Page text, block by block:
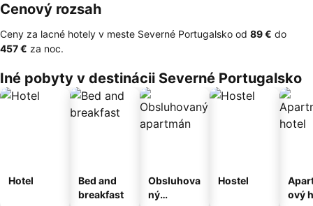
Cenový rozsah
Ceny za lacné hotely v meste Severné Portugalsko od ‎89 € do
‎457 € za noc.
Iné pobyty v destinácii Severné Portugalsko
Hotel
Bed and
breakfast
Obsluhova
ný
Hostel
ový